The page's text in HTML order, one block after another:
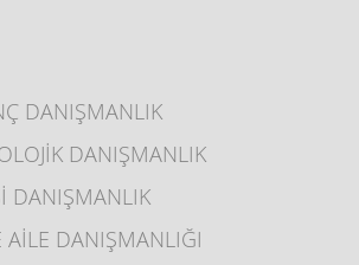
DANIŞMANLIK
DANIŞMANLIK
DANIŞMANLIK
AİLE DANIŞMANLIĞI